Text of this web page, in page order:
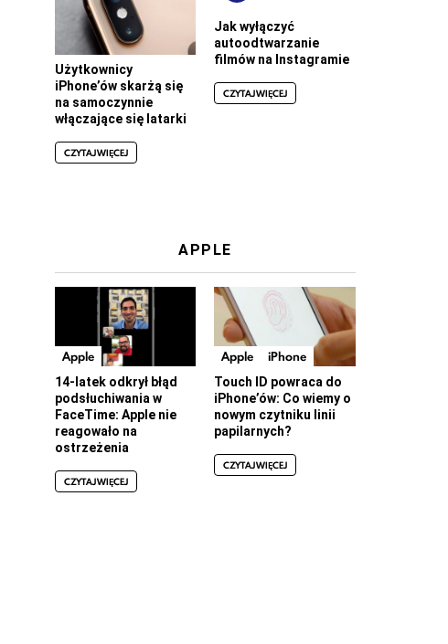
Użytkownicy
iPhone’ów skarżą się
na samoczynnie
włączające się latarki
CZYTAJ WIĘCEJ
Jak wyłączyć
autoodtwarzanie
filmów na Instagramie
CZYTAJ WIĘCEJ
APPLE
Apple
14-latek odkrył błąd
podsłuchiwania w
FaceTime: Apple nie
reagowało na
ostrzeżenia
CZYTAJ WIĘCEJ
Apple iPhone
Touch ID powraca do
iPhone’ów: Co wiemy o
nowym czytniku linii
papilarnych?
CZYTAJ WIĘCEJ